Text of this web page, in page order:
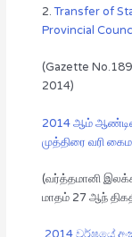
2.Transfer of
Provincial
(Gazette
2014)
2014 ஆம்
முத்திரை வரி
(வர்த்தமானி
மாதம் 27 ஆந்